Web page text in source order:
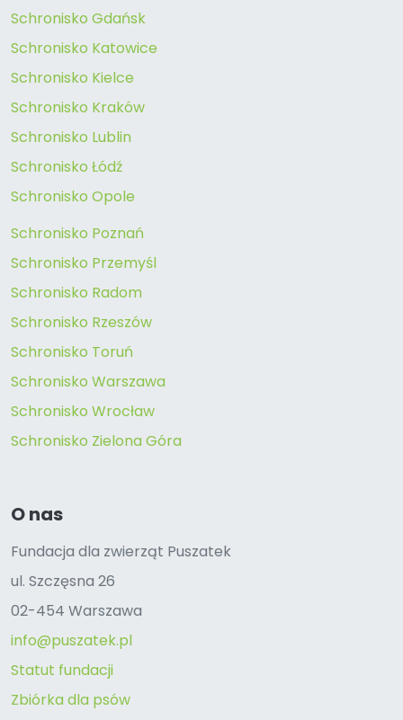
Schronisko Gdańsk
Schronisko Katowice
Schronisko Kielce
Schronisko Kraków
Schronisko Lublin
Schronisko Łódź
Schronisko Opole
Schronisko Poznań
Schronisko Przemyśl
Schronisko Radom
Schronisko Rzeszów
Schronisko Toruń
Schronisko Warszawa
Schronisko Wrocław
Schronisko Zielona Góra
O nas
Fundacja dla zwierząt Puszatek
ul. Szczęsna 26
02-454 Warszawa
info@puszatek.pl
Statut fundacji
Zbiórka dla psów